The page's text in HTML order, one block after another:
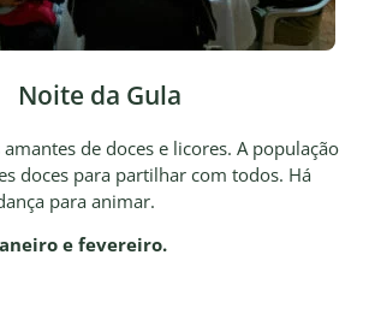
Noite da Gula
de doces e licores. A população
doces para partilhar com todos. Há
para animar.
e fevereiro.